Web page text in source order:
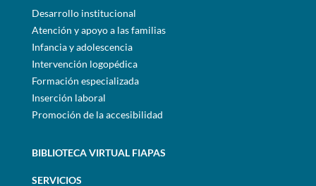
Desarrollo institucional
Atención y apoyo a las familias
Infancia y adolescencia
Intervención logopédica
Formación especializada
Inserción laboral
Promoción de la accesibilidad
BIBLIOTECA VIRTUAL FIAPAS
SERVICIOS